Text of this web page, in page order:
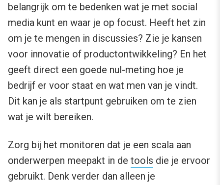
belangrijk om te bedenken wat je met social
media kunt en waar je op focust. Heeft het zin
om je te mengen in discussies? Zie je kansen
voor innovatie of productontwikkeling? En het
geeft direct een goede nul-meting hoe je
bedrijf er voor staat en wat men van je vindt.
Dit kan je als startpunt gebruiken om te zien
wat je wilt bereiken.
Zorg bij het monitoren dat je een scala aan
onderwerpen meepakt in de tools die je ervoor
gebruikt. Denk verder dan alleen je